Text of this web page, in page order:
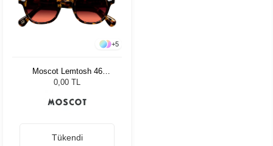
+5
Moscot Lemtosh 46
Tortoise Cabernet
0,00 TL
Tükendi